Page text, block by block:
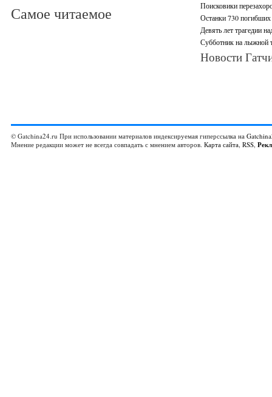
Самое читаемое
Поисковики
Останки 730
Девять лет трагедии
Субботник на лыжной
Новости
© Gatchina24.ru При использовании материалов индексируемая гиперссылка на
Мнение редакции может не всегда совпадать с мнением авторов. Карта сайта, RSS,